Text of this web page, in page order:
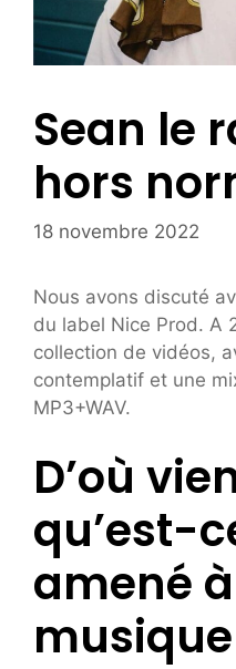
Sean le
hors
18 novembre 2022
Nous avons discuté
du label Nice Prod. A
collection de vidéos,
contemplatif et une
MP3+WAV.
D’où
qu’est-
amené